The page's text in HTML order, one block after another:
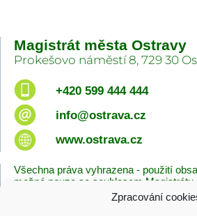
Zpracování
Magistrát města Ostravy
Prokešovo náměstí 8, 729 30
+420 599 444 444
info@ostrava.cz
www.ostrava.cz
Všechna práva vyhrazena - použití
možné pouze se souhlasem Magistrátu